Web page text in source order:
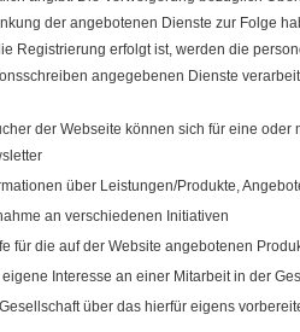
der angebotenen Dienste zur Folge
Registrierung erfolgt ist, werden die
angegebenen Dienste
der Webseite können sich für eine
über Leistungen/Produkte,
an verschiedenen Initiativen
für die auf der Website angebotenen
eigene Interesse an einer Mitarbeit in der
über das hierfür eigens